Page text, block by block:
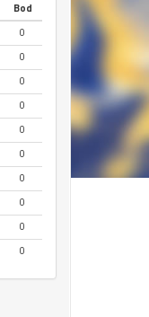
Bod
0
0
0
0
0
0
0
0
0
0